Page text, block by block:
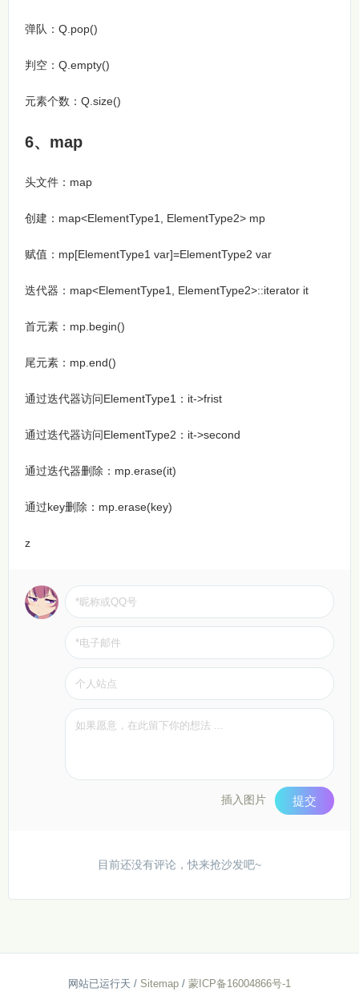
弹队：Q.pop()
判空：Q.empty()
元素个数：Q.size()
6、map
头文件：map
创建：map<ElementType1, ElementType2> mp
赋值：mp[ElementType1 var]=ElementType2 var
迭代器：map<ElementType1, ElementType2>::iterator it
首元素：mp.begin()
尾元素：mp.end()
通过迭代器访问ElementType1：it->frist
通过迭代器访问ElementType2：it->second
通过迭代器删除：mp.erase(it)
通过key删除：mp.erase(key)
z
插入图片 提交
目前还没有评论，快来抢沙发吧~
网站已运行天 / Sitemap / 蒙ICP备16004866号-1